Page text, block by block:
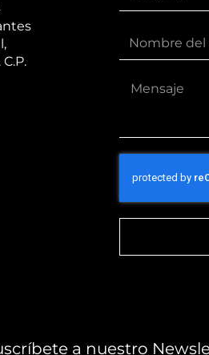
a nuestro